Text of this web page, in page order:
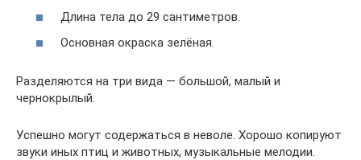
Длина тела до 29 сантиметров.
Основная окраска зелёная.
Разделяются на три вида — большой, малый и
чернокрылый.
Успешно могут содержаться в неволе. Хорошо копируют
звуки иных птиц и животных, музыкальные мелодии.